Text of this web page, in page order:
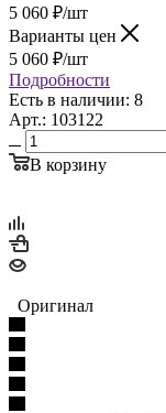
5 060 ₽/шт
Варианты цен
5 060 ₽/шт
Подробности
Есть в наличии: 8
Арт.: 103122
В корзину
Оригинал